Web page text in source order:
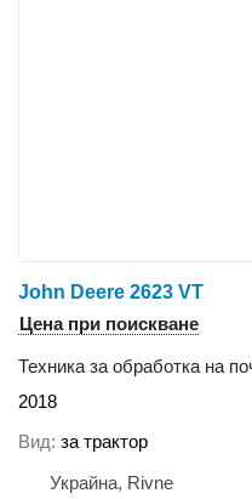
John Deere 2623 VT
Цена при поискване
Техника за обработка на
2018
Вид за трактор
Украйна, Rivne